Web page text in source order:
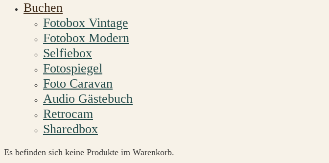
Buchen
Fotobox Vintage
Fotobox Modern
Selfiebox
Fotospiegel
Foto Caravan
Audio Gästebuch
Retrocam
Sharedbox
Es befinden sich keine Produkte im Warenkorb.